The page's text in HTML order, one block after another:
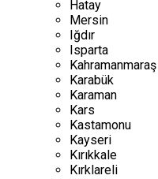
Hatay
Mersin
Iğdır
Isparta
Kahramanmaraş
Karabük
Karaman
Kars
Kastamonu
Kayseri
Kırıkkale
Kırklareli